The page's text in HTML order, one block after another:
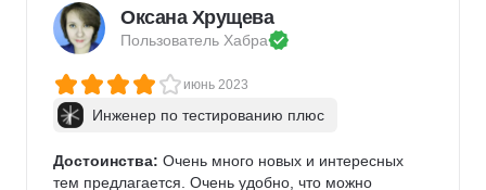
Оксана Хрущева
Пользователь Хабра
июнь 2023
Инженер по тестированию плюс
Достоинства: Очень много новых и интересных
тем предлагается. Очень удобно, что можно